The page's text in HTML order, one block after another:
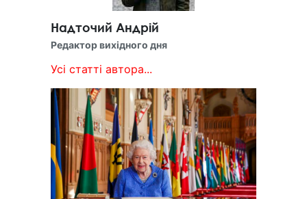
Надточий Андрій
Редактор вихідного дня
Усі статті автора...